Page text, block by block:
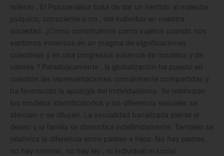
milenio . El Psicoanálisis trata de dar un sentido al malestar
psíquico, consciente o no , del individuo en nuestra
sociedad. ¿Como constituirnos como sujetos cuando nos
sentimos inmersos en un magma de significaciones
colectivas y en una progresiva ausencia de modelos y de
valores ? Paradojicamente , la globalización ha puesto en
cuestión las representaciones comúnmente compartidas y
ha favorecido la apología del individualismo. Se relativizan
los modelos identificatorios y las diferencia sexuales se
atenúan o se diluyen. La sexualidad banalizada pierde el
deseo y la familia se diversifica indefinidamente. También se
relativiza la diferencia entre padres e hijos. No hay padres ,
no hay normas, no hay ley , ni individual ni social.